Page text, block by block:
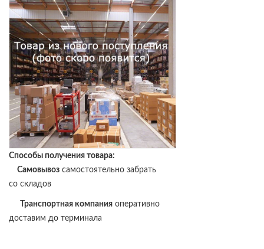
Способы получения товара:
Самовывоз самостоятельно забрать
со складов
Транспортная компания оперативно
доставим до терминала